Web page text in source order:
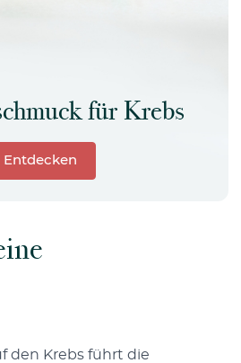
für Krebs
Entdecken
den Krebs führt die